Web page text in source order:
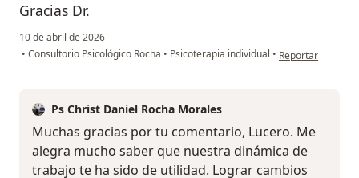
Gracias Dr.
10 de abril de 2026
• Consultorio Psicológico Rocha • Psicoterapia individual • en opinión del
Reportar
Ps Christ Daniel Rocha Morales
Muchas gracias por tu comentario, Lucero. Me
alegra mucho saber que nuestra dinámica de
trabajo te ha sido de utilidad. Lograr cambios